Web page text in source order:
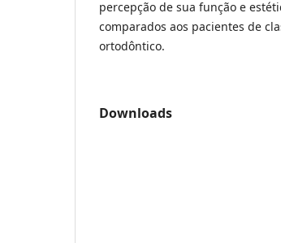
percepção de sua função e
comparados aos pacientes de
ortodôntico.
Downloads